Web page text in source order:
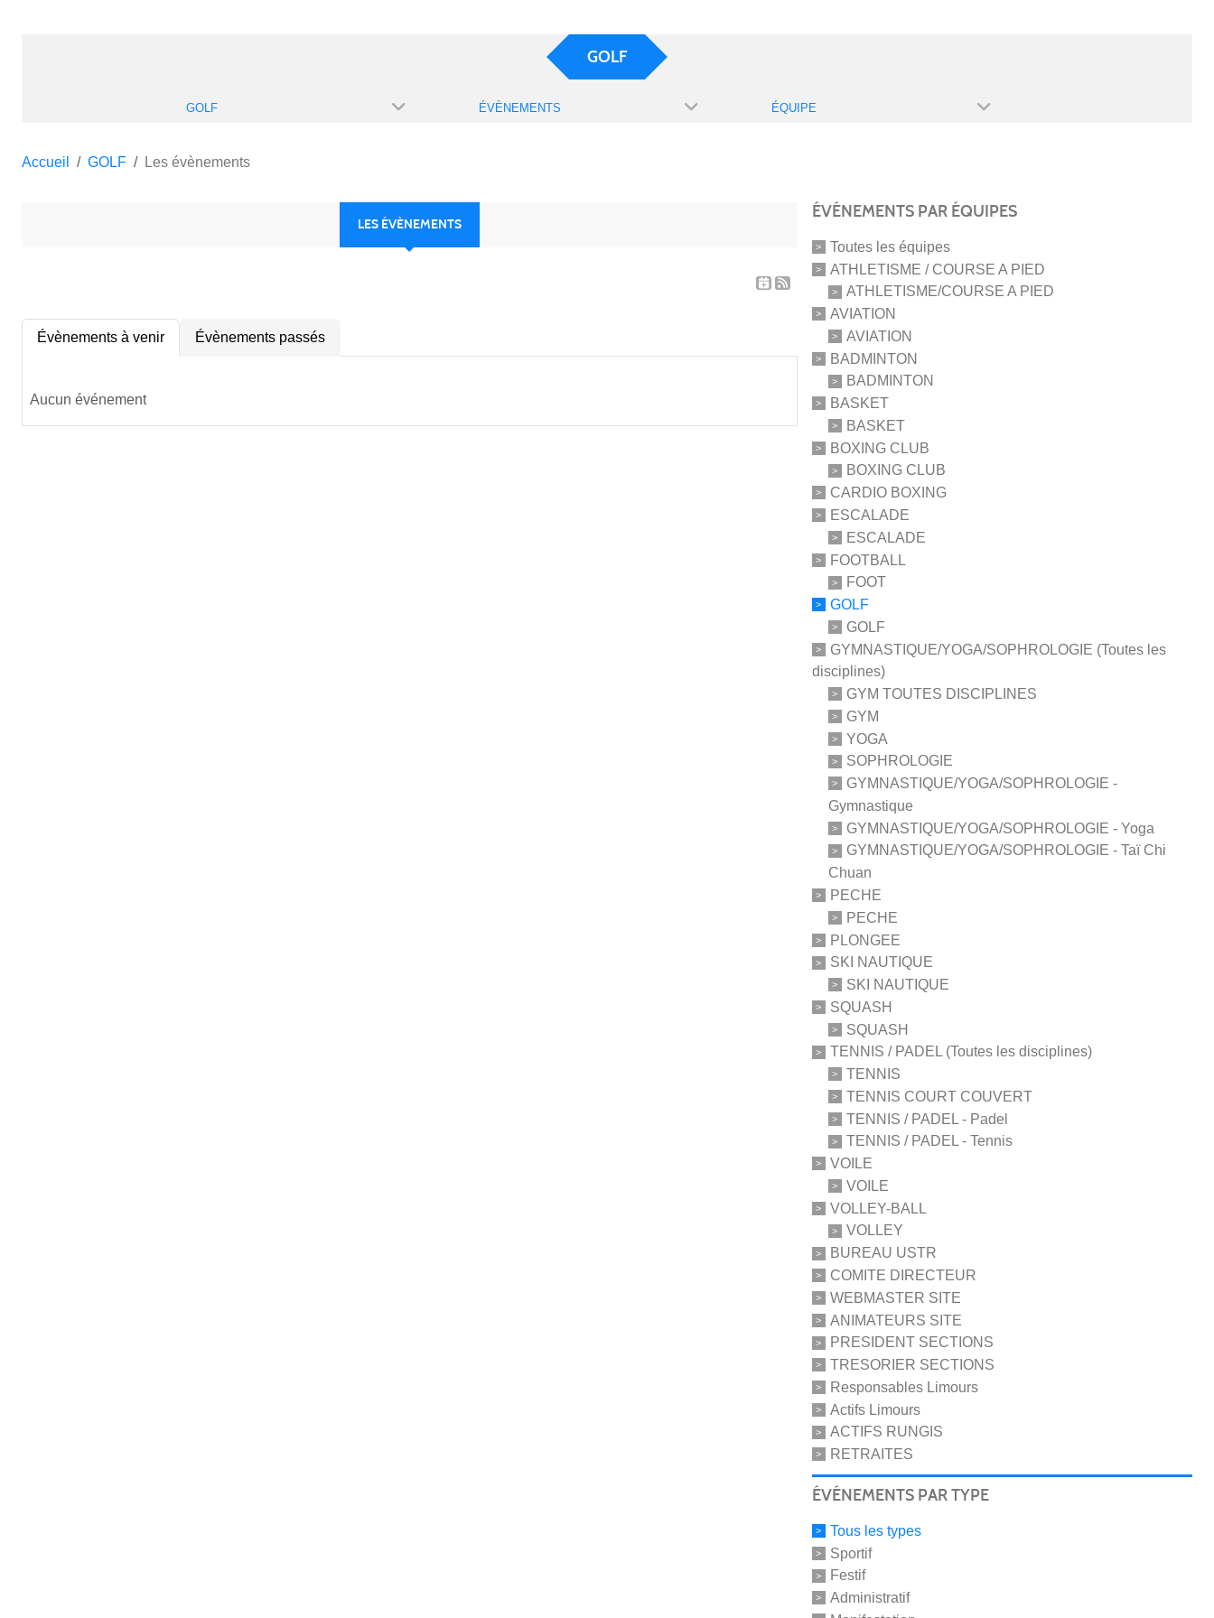
GOLF
GOLF ÉVÈNEMENTS ÉQUIPE
Accueil GOLF Les évènements
LES ÉVÈNEMENTS
Évènements à venir Évènements passés
Aucun événement
ÉVÉNEMENTS PAR ÉQUIPES
Toutes les équipes
ATHLETISME / COURSE A PIED
ATHLETISME/COURSE A PIED
AVIATION
AVIATION
BADMINTON
BADMINTON
BASKET
BASKET
BOXING CLUB
BOXING CLUB
CARDIO BOXING
ESCALADE
ESCALADE
FOOTBALL
FOOT
GOLF
GOLF
GYMNASTIQUE/YOGA/SOPHROLOGIE (Toutes les
disciplines)
GYM TOUTES DISCIPLINES
GYM
YOGA
SOPHROLOGIE
GYMNASTIQUE/YOGA/SOPHROLOGIE -
Gymnastique
GYMNASTIQUE/YOGA/SOPHROLOGIE - Yoga
GYMNASTIQUE/YOGA/SOPHROLOGIE - Taï Chi
Chuan
PECHE
PECHE
PLONGEE
SKI NAUTIQUE
SKI NAUTIQUE
SQUASH
SQUASH
TENNIS / PADEL (Toutes les disciplines)
TENNIS
TENNIS COURT COUVERT
TENNIS / PADEL - Padel
TENNIS / PADEL - Tennis
VOILE
VOILE
VOLLEY-BALL
VOLLEY
BUREAU USTR
COMITE DIRECTEUR
WEBMASTER SITE
ANIMATEURS SITE
PRESIDENT SECTIONS
TRESORIER SECTIONS
Responsables Limours
Actifs Limours
ACTIFS RUNGIS
RETRAITES
ÉVÉNEMENTS PAR TYPE
Tous les types
Sportif
Festif
Administratif